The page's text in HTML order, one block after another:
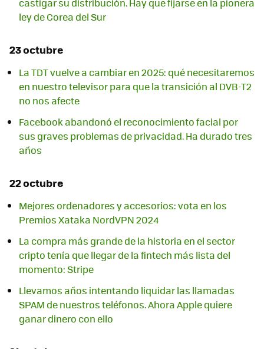
ley de Corea del Sur
23 octubre
La TDT vuelve a cambiar en 2025: qué necesitaremos
en nuestro televisor para que la transición al DVB-T2
no nos afecte
Facebook abandonó el reconocimiento facial por
sus graves problemas de privacidad. Ha durado tres
años
22 octubre
Mejores ordenadores y accesorios: vota en los
Premios Xataka NordVPN 2024
La compra más grande de la historia en el sector
cripto tenía que llegar de la fintech más lista del
momento: Stripe
Llevamos años intentando liquidar las llamadas
SPAM de nuestros teléfonos. Ahora Apple quiere
ganar dinero con ello